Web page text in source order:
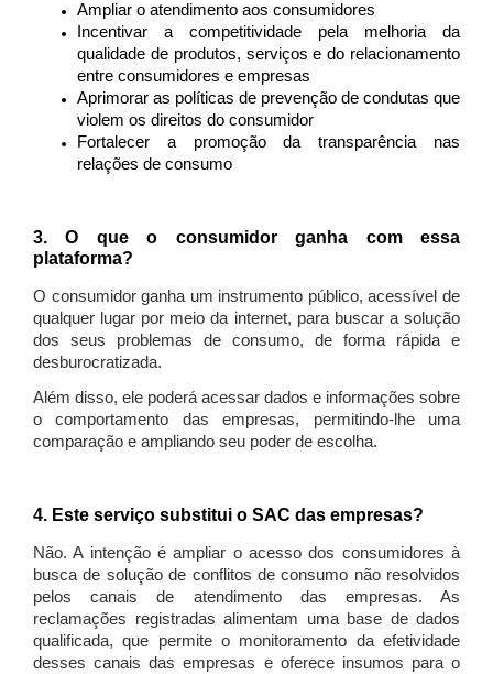
Ampliar o atendimento aos consumidores
Incentivar a competitividade pela melhoria da
qualidade de produtos, serviços e do relacionamento
entre consumidores e empresas
Aprimorar as políticas de prevenção de condutas que
violem os direitos do consumidor
Fortalecer a promoção da transparência nas
relações de consumo
3. O que o consumidor ganha com essa
plataforma?
O consumidor ganha um instrumento público, acessível de
qualquer lugar por meio da internet, para buscar a solução
dos seus problemas de consumo, de forma rápida e
desburocratizada.
Além disso, ele poderá acessar dados e informações sobre
o comportamento das empresas, permitindo-lhe uma
comparação e ampliando seu poder de escolha.
4. Este serviço substitui o SAC das empresas?
Não. A intenção é ampliar o acesso dos consumidores à
busca de solução de conflitos de consumo não resolvidos
pelos canais de atendimento das empresas. As
reclamações registradas alimentam uma base de dados
qualificada, que permite o monitoramento da efetividade
desses canais das empresas e oferece insumos para o